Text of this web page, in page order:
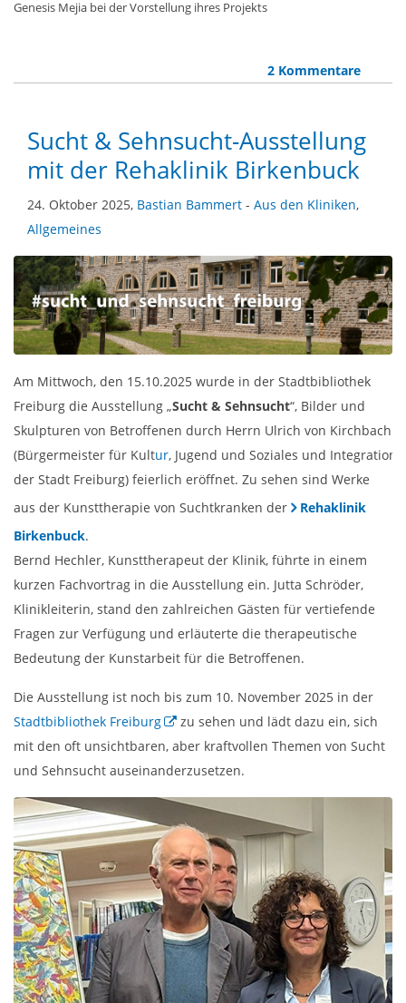
Genesis Mejia bei der Vorstellung ihres Projekts
2 Kommentare
Sucht & Sehnsucht-Ausstellung
mit der Rehaklinik Birkenbuck
24. Oktober 2025, Bastian Bammert - Aus den Kliniken,
Allgemeines
Am Mittwoch, den 15.10.2025 wurde in der Stadtbibliothek
Freiburg die Ausstellung „Sucht & Sehnsucht“, Bilder und
Skulpturen von Betroffenen durch Herrn Ulrich von Kirchbach
(Bürgermeister für Kultur, Jugend und Soziales und Integration
der Stadt Freiburg) feierlich eröffnet. Zu sehen sind Werke
aus der Kunsttherapie von Suchtkranken der
Rehaklinik
Birkenbuck.
Bernd Hechler, Kunsttherapeut der Klinik, führte in einem
kurzen Fachvortrag in die Ausstellung ein. Jutta Schröder,
Klinikleiterin, stand den zahlreichen Gästen für vertiefende
Fragen zur Verfügung und erläuterte die therapeutische
Bedeutung der Kunstarbeit für die Betroffenen.
Die Ausstellung ist noch bis zum 10. November 2025 in der
Stadtbibliothek Freiburg
zu sehen und lädt dazu ein, sich
mit den oft unsichtbaren, aber kraftvollen Themen von Sucht
und Sehnsucht auseinanderzusetzen.